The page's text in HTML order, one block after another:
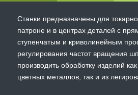
Станки предназначены для
патроне и в центрах деталей с
ступенчатым и криволинейным
регулирования частот вращения
производить обработку изделий
цветных металлов, так и из